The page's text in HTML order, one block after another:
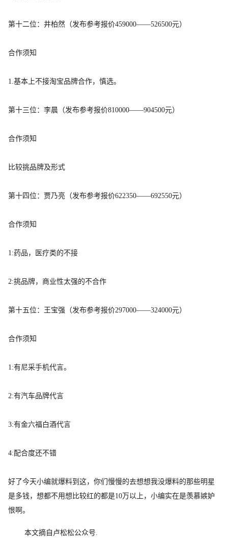
第十二位：井柏然（发布参考报价459000——526500元）
合作须知
1.基本上不接淘宝品牌合作，慎选。
第十三位：李晨（发布参考报价810000——904500元）
合作须知
比较挑品牌及形式
第十四位：贾乃亮（发布参考报价622350——692550元）
合作须知
1:药品，医疗类的不接
2:挑品牌，商业性太强的不合作
第十五位：王宝强（发布参考报价297000——324000元）
合作须知
1:有尼采手机代言。
2:有汽车品牌代言
3:有金六福白酒代言
4:配合度还不错
好了今天小编就爆料到这，你们慢慢的去想想我没爆料的那些明星
是多钱，想都不用想比较红的都是10万以上，小编实在是羡慕嫉妒
恨啊。
本文摘自卢松松公众号.